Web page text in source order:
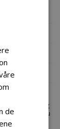
et stort utvalg
skal du
de